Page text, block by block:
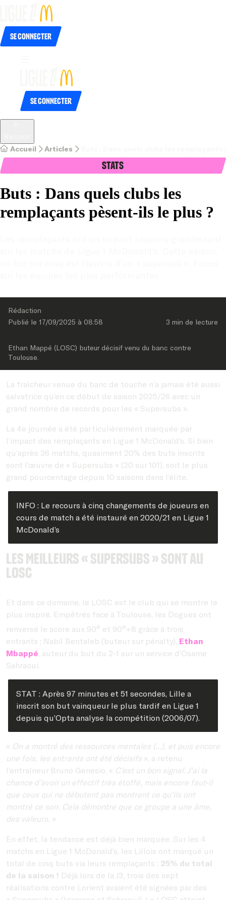
Se connecter
Se connecter
Accueil Articles
Stats
Buts : Dans quels clubs les
remplaçants pèsent-ils le plus ?
Rédaction
Publié le 17/09/2025 à 08:58 3 min de lecture
Ethan Mappé (LOSC) buteur décisif venu du banc contre
Toulouse.
La fraîcheur venue du banc de touche n’a jamais été aussi
salvatrice qu’en ce début de saison 2025/26 avec un
grand nombre de records pour les « Supersubs ».
La 4e journée a été particulièrement marquée par
l’impact des remplaçants en Ligue 1 McDonald’s. Si bien
qu’après 36 matchs, quasiment 20% des buts inscrits
sont l’œuvre de « Supersubs » (20 sur 101), soit le plus
grand pourcentage depuis 10 saisons dans l’élite.
INFO : Le recours à cinq changements de joueurs en
cours de match a été instauré en 2020/21 en Ligue 1
McDonald’s
Les meilleurs « Supersubs » sont au
LOSC
Et dans ce domaine, le LOSC est le club qui se montre le
plus inspiré. Empêtrés face à Toulouse, les Dogues ont
renversé le score aux 90e et 90e+8 grâce à trois
entrants ; Nabil Bentaleb (buteur sur pénalty), Ethan
Mbappé, auteur du but du 2-1 sur un service d’Osame
Sahraoui.
STAT : Après 97 minutes et 51 secondes, Lille a
inscrit son but vainqueur le plus tardif en Ligue 1
depuis qu’Opta analyse la compétition (2006/07).
« On a montré des ressources mentales (…), et puis encore
une fois, les entrants ont été décisifs », a retenu
l’entraîneur Bruno Genesio. « C’est un bon signal. J’ai la
chance d’avoir un effectif très étoffé, mais encore faut-il
que ceux qui ne débutent pas montrent ce qu’ils ont
montré ce soir. Cela démontre que ce groupe a une âme,
des valeurs. »
En effet, la tendance est déjà bien marquée. Sur les 4
matchs en Ligue 1 McDonald’s, les Lillois ont marqué un
total de cinq buts via leurs remplaçants : 25% du total
de la saison ! Déjà lors de la J3, trois des sept
réalisations contre Lorient avaient été signées par des